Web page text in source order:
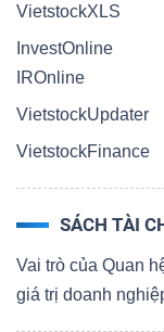
VietstockXLS
InvestOnline
IROnline
VietstockUpdater
VietstockFinance
SÁCH TÀI
Vai trò của Quan
giá trị doanh